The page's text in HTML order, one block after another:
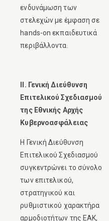
ενδυνάμωση των
στελεχών με έμφαση σε
hands-on εκπαιδευτικά
περιβάλλοντα.
II. Γενική Διεύθυνση
Επιτελικού Σχεδιασμού
της Εθνικής Αρχής
Κυβερνοασφάλειας
Η Γενική Διεύθυνση
Επιτελικού Σχεδιασμού
συγκεντρώνει το σύνολο
των επιτελικού,
στρατηγικού και
ρυθμιστικού χαρακτήρα
αρμοδιοτήτων της ΕΑΚ,